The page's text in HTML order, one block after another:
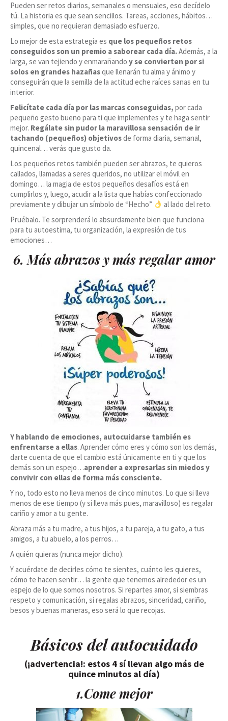
Pueden ser retos diarios, semanales o mensuales, eso decídelo
tú. La historia es que sean sencillos. Tareas, acciones, hábitos…
simples, que no requieran demasiado esfuerzo.
Lo mejor de esta estrategia es que los pequeños retos
conseguidos son un premio a saborear cada día.Además, a la
larga, se van tejiendo y enmarañando y se convierten por si
solos en grandes hazañasque llenarán tu alma y ánimo y
conseguirán que la semilla de la actitud eche raíces sanas en tu
interior.
Felicítate cada día por las marcas conseguidas, por cada
pequeño gesto bueno para ti que implementes y te haga sentir
mejor. Regálate sin pudor la maravillosa sensación de ir
tachando (pequeños) objetivosde forma diaria, semanal,
quincenal… verás que gusto da.
Los pequeños retos también pueden ser abrazos, te quieros
callados, llamadas a seres queridos, no utilizar el móvil en
domingo… la magia de estos pequeños desafíos está en
cumplirlos y, luego, acudir a la lista que habías confeccionado
previamente y dibujar un símbolo de “Hecho”
al lado del reto.
Pruébalo. Te sorprenderá lo absurdamente bien que funciona
para tu autoestima, tu organización, la expresión de tus
emociones…
6. Más abrazos y más regalar amor
Y hablando de emociones, autocuidarse también es
enfrentarse a ellas. Aprender cómo eres y cómo son los demás,
darte cuenta de que el cambio está únicamente en ti y que los
demás son un espejo…aprender a expresarlas sin miedos y
convivir con ellas de forma más consciente.
Y no, todo esto no lleva menos de cinco minutos. Lo que si lleva
menos de ese tiempo (y si lleva más pues, maravilloso) es regalar
cariño y amor a tu gente.
Abraza más a tu madre, a tus hijos, a tu pareja, a tu gato, a tus
amigos, a tu abuelo, a los perros…
A quién quieras (nunca mejor dicho).
Y acuérdate de decirles cómo te sientes, cuánto les quieres,
cómo te hacen sentir… la gente que tenemos alrededor es un
espejo de lo que somos nosotros. Si repartes amor, si siembras
respeto y comunicación, si regalas abrazos, sinceridad, cariño,
besos y buenas maneras, eso será lo que recojas.
Básicos del autocuidado
(¡advertencia!: estos 4 sí llevan algo más de
quince minutos al día)
1.Come mejor